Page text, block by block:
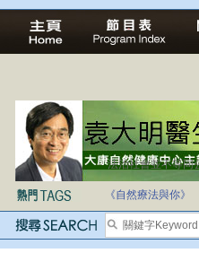
法治社會並不等同
《自然療法與你》